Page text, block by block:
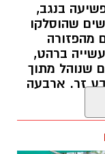
של
23 מדימונה, שנעדר מאז
היום
הבוקר בשטח
הלאומי
בנגב,
שהוסלקו
מהפזורה
ברהט,
שנוהל מתוך
זר. ארבעה